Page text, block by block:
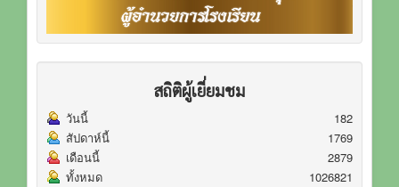
สถิติผู้เยี่ยมชม
วันนี้
182
สัปดาห์นี้
1769
เดือนนี้
2879
ทั้งหมด
1026821